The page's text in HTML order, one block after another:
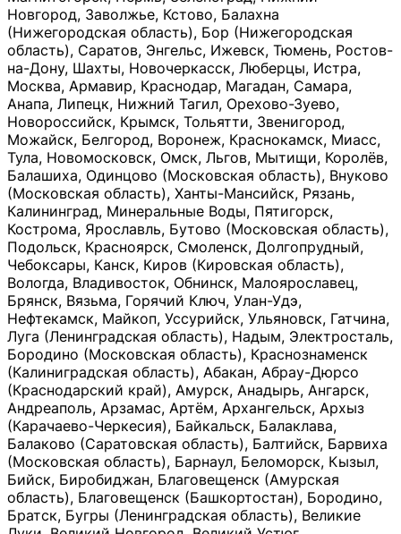
Новгород, Заволжье, Кстово, Балахна
(Нижегородская область), Бор (Нижегородская
область), Саратов, Энгельс, Ижевск, Тюмень, Ростов-
на-Дону, Шахты, Новочеркасск, Люберцы, Истра,
Москва, Армавир, Краснодар, Магадан, Самара,
Анапа, Липецк, Нижний Тагил, Орехово-Зуево,
Новороссийск, Крымск, Тольятти, Звенигород,
Можайск, Белгород, Воронеж, Краснокамск, Миасс,
Тула, Новомосковск, Омск, Льгов, Мытищи, Королёв,
Балашиха, Одинцово (Московская область), Внуково
(Московская область), Ханты-Мансийск, Рязань,
Калининград, Минеральные Воды, Пятигорск,
Кострома, Ярославль, Бутово (Московская область),
Подольск, Красноярск, Смоленск, Долгопрудный,
Чебоксары, Канск, Киров (Кировская область),
Вологда, Владивосток, Обнинск, Малоярославец,
Брянск, Вязьма, Горячий Ключ, Улан-Удэ,
Нефтекамск, Майкоп, Уссурийск, Ульяновск, Гатчина,
Луга (Ленинградская область), Надым, Электросталь,
Бородино (Московская область), Краснознаменск
(Калиниградская область), Абакан, Абрау-Дюрсо
(Краснодарский край), Амурск, Анадырь, Ангарск,
Андреаполь, Арзамас, Артём, Архангельск, Архыз
(Карачаево-Черкесия), Байкальск, Балаклава,
Балаково (Саратовская область), Балтийск, Барвиха
(Московская область), Барнаул, Беломорск, Кызыл,
Бийск, Биробиджан, Благовещенск (Амурская
область), Благовещенск (Башкортостан), Бородино,
Братск, Бугры (Ленинградская область), Великие